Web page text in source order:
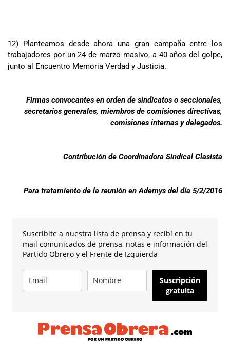
12) Planteamos desde ahora una gran campaña entre los
trabajadores por un 24 de marzo masivo, a 40 años del golpe,
junto al Encuentro Memoria Verdad y Justicia.
Firmas convocantes en orden de sindicatos o seccionales,
secretarios generales, miembros de comisiones directivas,
comisiones internas y delegados.
Contribución de Coordinadora Sindical Clasista
Para tratamiento de la reunión en Ademys del día 5/2/2016
Suscribite a nuestra lista de prensa y recibí en tu
mail comunicados de prensa, notas e información del
Partido Obrero y el Frente de Izquierda
Suscripción
gratuita